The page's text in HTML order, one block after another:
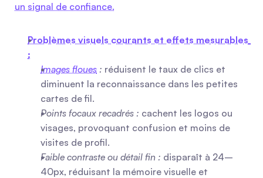
un signal de confiance.
Problèmes visuels courants et effets mesurables
:
Images floues : réduisent le taux de clics et
diminuent la reconnaissance dans les petites
cartes de fil.
Points focaux recadrés : cachent les logos ou
visages, provoquant confusion et moins de
visites de profil.
Faible contraste ou détail fin : disparaît à 24–
40px, réduisant la mémoire visuelle et